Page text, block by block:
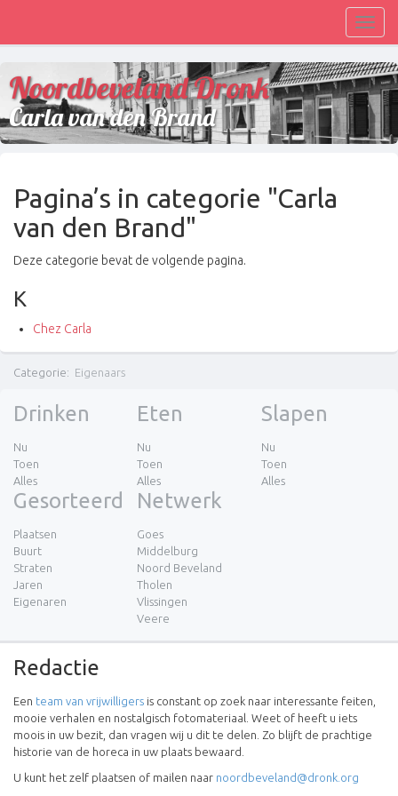
Noordbeveland Dronk
Carla van den Brand
Pagina’s in categorie "Carla
van den Brand"
Deze categorie bevat de volgende pagina.
K
Chez Carla
Categorie: Eigenaars
Drinken
Nu
Toen
Alles
Eten
Nu
Toen
Alles
Slapen
Nu
Toen
Alles
Gesorteerd
Plaatsen
Buurt
Straten
Jaren
Eigenaren
Netwerk
Goes
Middelburg
Noord Beveland
Tholen
Vlissingen
Veere
Redactie
Een team van vrijwilligers is constant op zoek naar interessante feiten,
mooie verhalen en nostalgisch fotomateriaal. Weet of heeft u iets
moois in uw bezit, dan vragen wij u dit te delen. Zo blijft de prachtige
historie van de horeca in uw plaats bewaard.
U kunt het zelf plaatsen of mailen naar noordbeveland@dronk.org